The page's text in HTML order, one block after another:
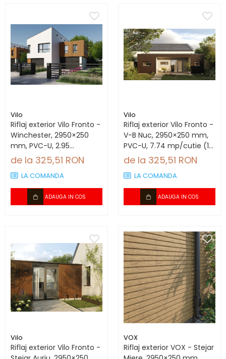
Vilo
Riflaj exterior Vilo Fronto -
Winchester, 2950×250
mm, PVC-U, 2.95
mp/cutie (4 bucăți)
de la 325,51 RON
LA COMANDA
ADAUGA IN COS
Vilo
Riflaj exterior Vilo Fronto -
V-B Nuc, 2950×250 mm,
PVC-U, 7.74 mp/cutie (10
bucăți)
de la 325,51 RON
LA COMANDA
ADAUGA IN COS
Vilo
Riflaj exterior Vilo Fronto -
VOX
Riflaj exterior VOX - Stejar